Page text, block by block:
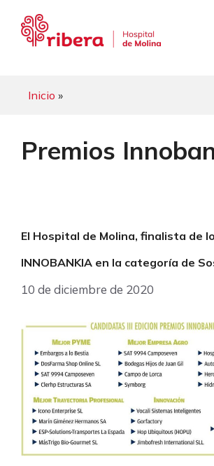
contenido
Inicio »
Premios
El Hospital de Molina, finalista de
INNOBANKIA en la categoría de
10 de diciembre de 2020